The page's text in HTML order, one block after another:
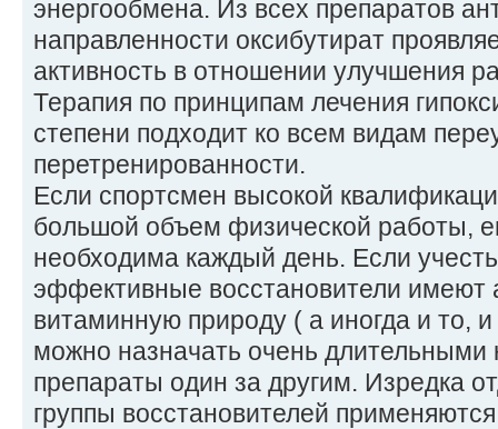
энергообмена. Из всех препаратов
направленности оксибутират
активность в отношении улучшения
Терапия по принципам лечения
степени подходит ко всем видам
перетренированности.
Если спортсмен высокой
большой объем физической работы,
необходима каждый день. Если
эффективные восстановители имеют
витаминную природу ( а иногда и то,
можно назначать очень длительными
препараты один за другим. Изредка
группы восстановителей